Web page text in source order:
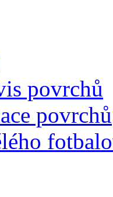
povrchů
povrchů